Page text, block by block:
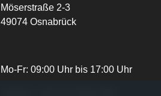
Möserstraße 2-3
49074 Osnabrück
Mo-Fr: 09:00 Uhr bis 17:00 Uhr